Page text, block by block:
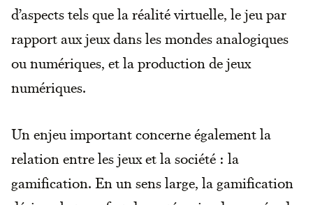
d’aspects tels que la réalité virtuelle, le jeu par
rapport aux jeux dans les mondes analogiques
ou numériques, et la production de jeux
numériques.
Un enjeu important concerne également la
relation entre les jeux et la société : la
gamification. En un sens large, la gamification